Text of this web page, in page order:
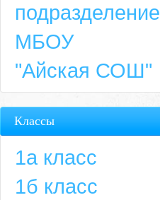
подразделение
МБОУ
"Айская СОШ"
Классы
1а класс
1б класс